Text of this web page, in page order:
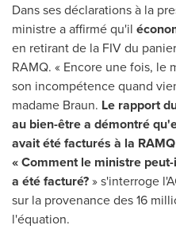
Dans ses déclarations à la
ministre a affirmé qu'il
en retirant de la FIV du
RAMQ. « Encore une fois,
son incompétence quand
madame Braun. Le rapport
au bien-être a démontré
avait été facturés à la
« Comment le ministre
a été facturé?» s'interroge
sur la provenance des 16
l'équation.